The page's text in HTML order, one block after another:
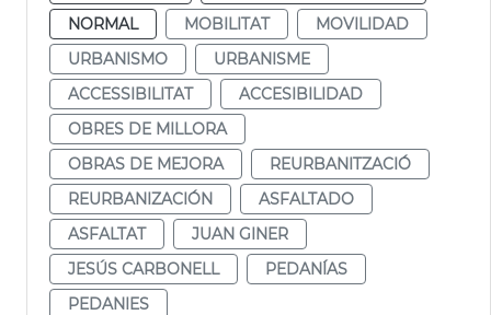
NORMAL
MOBILITAT
MOVILIDAD
URBANISMO
URBANISME
ACCESSIBILITAT
ACCESIBILIDAD
OBRES DE MILLORA
OBRAS DE MEJORA
REURBANITZACIÓ
REURBANIZACIÓN
ASFALTADO
ASFALTAT
JUAN GINER
JESÚS CARBONELL
PEDANÍAS
PEDANIES